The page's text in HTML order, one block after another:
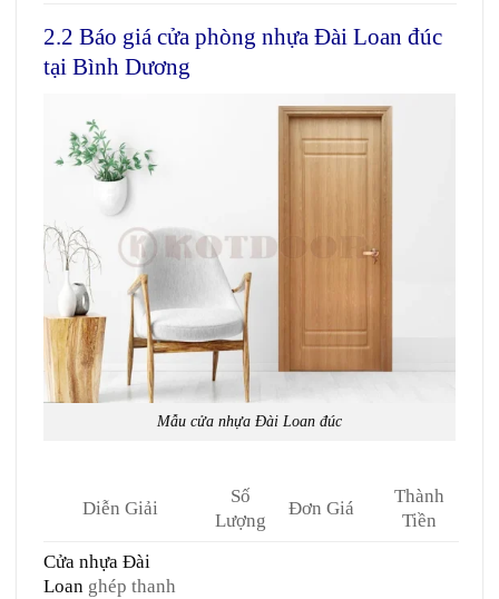
2.2 Báo giá cửa phòng nhựa Đài Loan đúc
tại Bình Dương
Mẫu cửa nhựa Đài Loan đúc
Diễn Giải
Số
Lượng
Đơn Giá
Thành
Tiền
Cửa nhựa Đài
Loan ghép thanh